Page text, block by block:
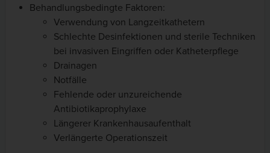
Behandlungsbedingte Faktoren:
Verwendung von Langzeitkathetern
Schlechte Desinfektionen und sterile Techniken
bei invasiven Eingriffen oder Katheterpflege
Drainagen
Notfälle
Fehlende oder unzureichende
Antibiotikaprophylaxe
Längerer Krankenhausaufenthalt
Verlängerte Operationszeit